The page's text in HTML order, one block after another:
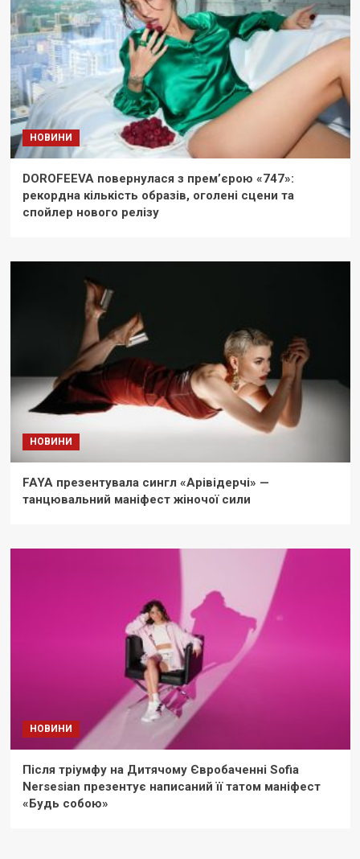
НОВИНИ
DOROFEEVA повернулася з прем’єрою «747»:
рекордна кількість образів, оголені сцени та
спойлер нового релізу
НОВИНИ
FAYA презентувала сингл «Арівідерчі» —
танцювальний маніфест жіночої сили
НОВИНИ
Після тріумфу на Дитячому Євробаченні Sofia
Nersesian презентує написаний її татом маніфест
«Будь собою»